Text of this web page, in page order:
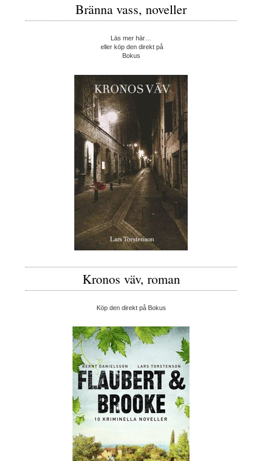
Bränna vass, noveller
Läs mer här…
eller köp den direkt på
Bokus
Kronos väv, roman
Köp den direkt på Bokus